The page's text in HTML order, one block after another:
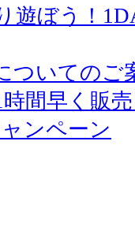
遊ぼう！
ついてのご
ず、1
ンペーン